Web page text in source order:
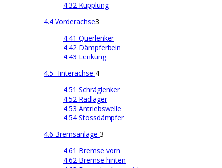
4.32 Kupplung
4.4 Vorderachse3
4.41 Querlenker
4.42 Dämpferbein
4.43 Lenkung
4.5 Hinterachse 4
4.51 Schräglenker
4.52 Radlager
4.53 Antriebswelle
4.54 Stossdämpfer
4.6 Bremsanlage 3
4.61 Bremse vorn
4.62 Bremse hinten